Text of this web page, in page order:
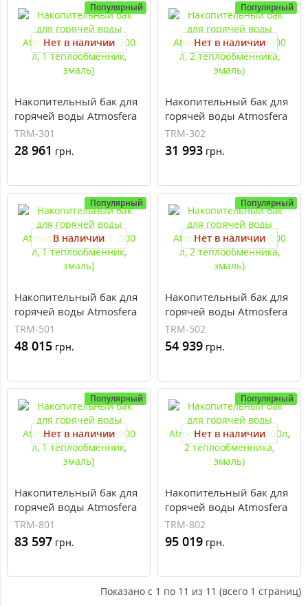
Популярный
Нет в наличии
Накопительный бак для
горячей воды Atmosfera
TRM-301 (300 л, 1
теплообменник, эмаль)
TRM-301
28 961 грн.
Популярный
Нет в наличии
Накопительный бак для
горячей воды Atmosfera
TRM-302 (300 л, 2
теплообменника, эмаль)
TRM-302
31 993 грн.
Популярный
В наличии
Накопительный бак для
горячей воды Atmosfera
TRM-501 (500 л, 1
теплообменник, эмаль)
TRM-501
48 015 грн.
Популярный
Нет в наличии
Накопительный бак для
горячей воды Atmosfera
TRM-502 (500 л, 2
теплообменника, эмаль)
TRM-502
54 939 грн.
Популярный
Нет в наличии
Накопительный бак для
горячей воды Atmosfera
TRM-801 (800 л, 1
теплообменник, эмаль)
TRM-801
83 597 грн.
Популярный
Нет в наличии
Накопительный бак для
горячей воды Atmosfera
TRM-802 (800л, 2
теплообменника, эмаль)
TRM-802
95 019 грн.
Показано с 1 по 11 из 11 (всего 1 страниц)